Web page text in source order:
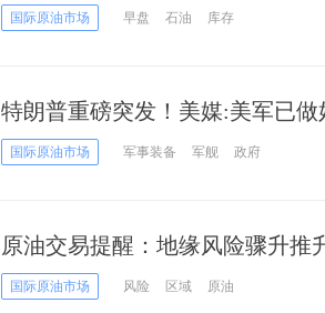
年10月来最大单日涨幅
国际原油市场 早盘 石油 库存
特朗普重磅突发！美媒:美军已
准备 这或是全面战争
国际原油市场 军事装备 军舰 政府
原油交易提醒：地缘风险骤升推
期或将向上加速
国际原油市场 风险 区域 原油